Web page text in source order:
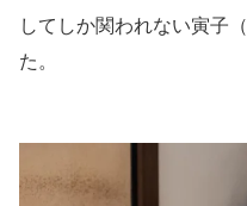
してしか関われない寅子（
た。